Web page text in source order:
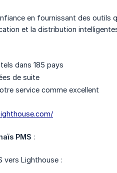
en fournissant des outils
et la distribution
dans 185 pays
de suite
service comme excellent
PMS :
vers Lighthouse :